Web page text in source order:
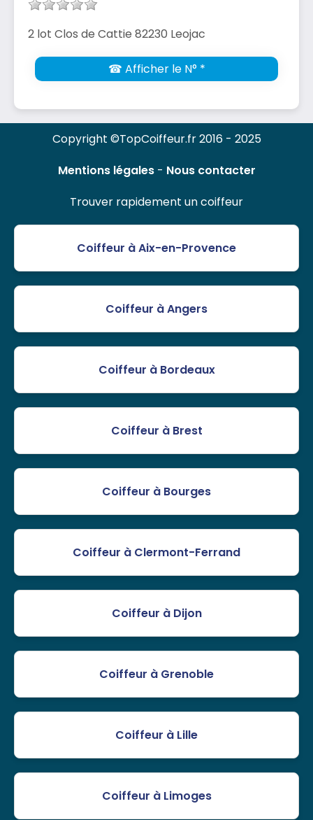
2 lot Clos de Cattie 82230 Leojac
☎ Afficher le N° *
Copyright ©TopCoiffeur.fr 2016 - 2025
Mentions légales- Nous contacter
Trouver rapidement un coiffeur
Coiffeur à Aix-en-Provence
Coiffeur à Angers
Coiffeur à Bordeaux
Coiffeur à Brest
Coiffeur à Bourges
Coiffeur à Clermont-Ferrand
Coiffeur à Dijon
Coiffeur à Grenoble
Coiffeur à Lille
Coiffeur à Limoges